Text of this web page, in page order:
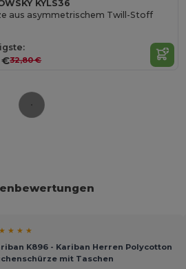
KYLS36
aus asymmetrischem Twill-Stoff
€32,80 €
★ ★ ★
K896 - Kariban Herren Polycotton
mit Taschen